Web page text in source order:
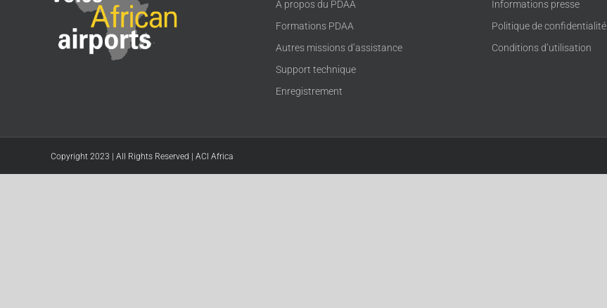
À propos du PDAA
Formations PDAA
Autres missions d’assistance
Support technique
Enregistrement
Informations presse
Politique de confidentialité
Conditions d’utilisation
Copyright 2023 | All Rights Reserved | ACI Africa